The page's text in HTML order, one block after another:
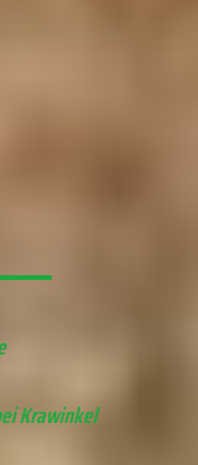
Krawinkel